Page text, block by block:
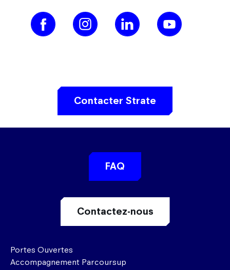
Contacter Strate
Portes Ouvertes
Accompagnement Parcoursup
FAQ
Contactez-nous